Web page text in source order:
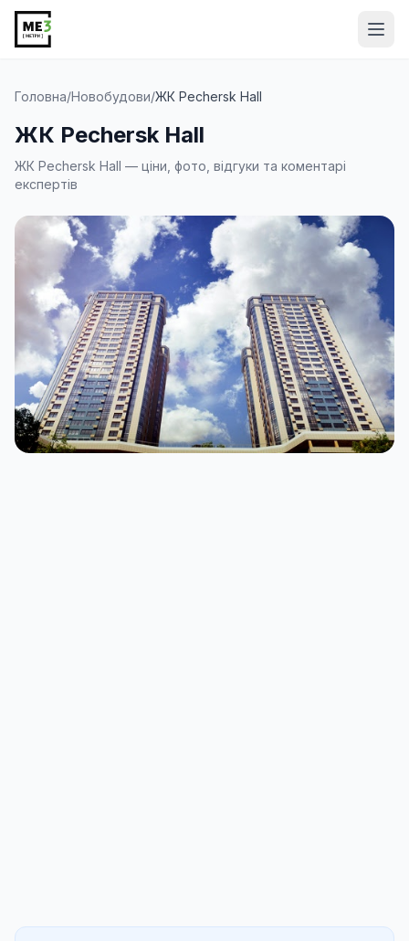
Головна/Новобудови/ЖК Pechersk Hall
ЖК Pechersk Hall
ЖК Pechersk Hall — ціни, фото, відгуки та коментарі
експертів